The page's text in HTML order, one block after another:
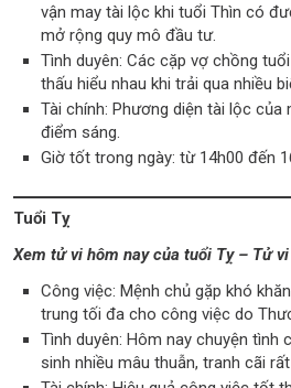
vận may tài lộc khi tuổi Thìn có
mở rộng quy mô đầu tư.
Tình duyên: Các cặp vợ chồng
thấu hiểu nhau khi trải qua nhiều
Tài chính: Phương diện tài lộc của
điểm sáng.
Giờ tốt trong ngày: từ 14h00 đến
Tuổi Tỵ
Xem tử vi hôm nay của tuổi Tỵ – Tử
Công việc: Mệnh chủ gặp khó
trung tối đa cho công việc do
Tình duyên: Hôm nay chuyện tình
sinh nhiều mâu thuẫn, tranh cãi